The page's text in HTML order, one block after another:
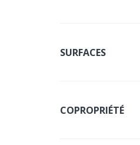
SURFACES
COPROPRIÉTÉ